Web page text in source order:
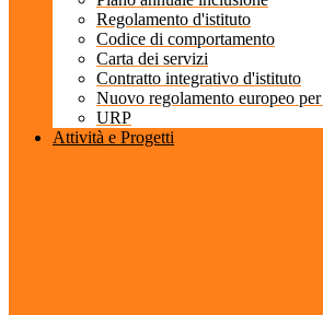
Regolamento d'istituto
Codice di comportamento
Carta dei servizi
Contratto integrativo d'istituto
Nuovo regolamento europeo
URP
Attività e Progetti